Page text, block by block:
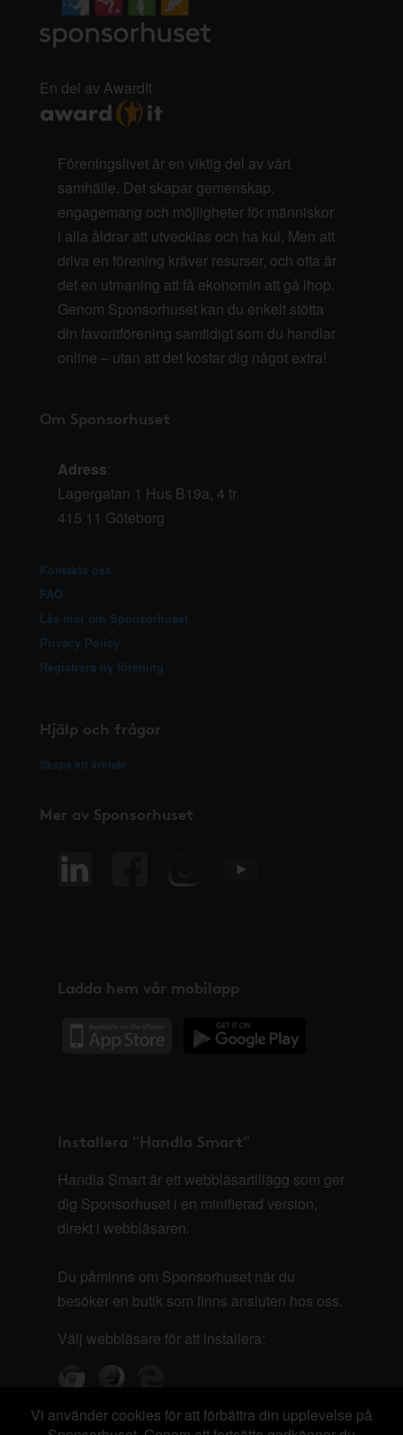
En del av AwardIt
Föreningslivet är en viktig del av vårt
samhälle. Det skapar gemenskap,
engagemang och möjligheter för människor
i alla åldrar att utvecklas och ha kul. Men att
driva en förening kräver resurser, och ofta är
det en utmaning att få ekonomin att gå ihop.
Genom Sponsorhuset kan du enkelt stötta
din favoritförening samtidigt som du handlar
online – utan att det kostar dig något extra!
Om Sponsorhuset
Adress:
Lagergatan 1 Hus B19a, 4 tr
415 11 Göteborg
Kontakta oss
FAQ
Läs mer om Sponsorhuset
Privacy Policy
Registrera ny förening
Hjälp och frågor
Skapa ett ärende
Mer av Sponsorhuset
Ladda hem vår mobilapp
Installera "Handla Smart"
Handla Smart är ett webbläsartillägg som ger
dig Sponsorhuset i en minifierad version,
direkt i webbläsaren.
Du påminns om Sponsorhuset när du
besöker en butik som finns ansluten hos oss.
Välj webbläsare för att installera:
Vi använder cookies för att förbättra din upplevelse på